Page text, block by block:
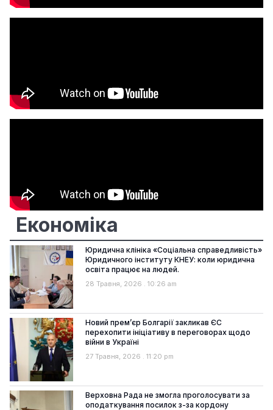
Економіка
Юридична клініка «Соціальна справедливість»
Юридичного інституту КНЕУ: коли юридична
освіта працює на людей.
28 Травня, 2026 10:26 am
Новий прем’єр Болгарії закликав ЄС
перехопити ініціативу в переговорах щодо
війни в Україні
27 Травня, 2026 11:20 pm
Верховна Рада не змогла проголосувати за
оподаткування посилок з-за кордону